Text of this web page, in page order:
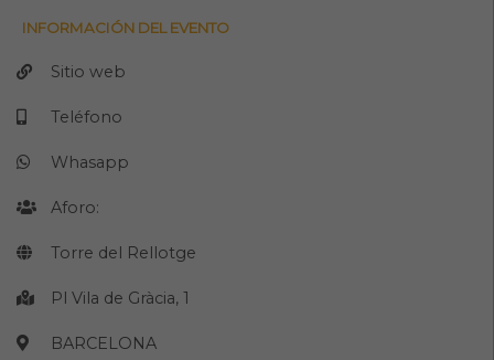
INFORMACIÓN DEL EVENTO
Sitio web
Teléfono
Whasapp
Aforo:
Torre del Rellotge
Pl Vila de Gràcia, 1
BARCELONA